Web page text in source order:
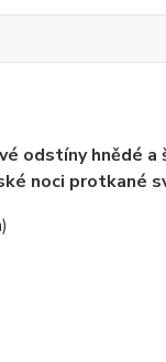
odstíny hnědé a
noci protkané